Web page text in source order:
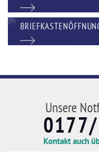
Unsere
Kontakt auch